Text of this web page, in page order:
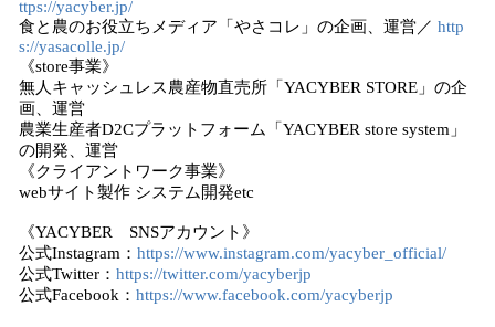
ttps://yacyber.jp/
食と農のお役立ちメディア「やさコレ」の企画、運営／ http
s://yasacolle.jp/
《store事業》
無人キャッシュレス農産物直売所「YACYBER STORE」の企
画、運営
農業生産者D2Cプラットフォーム「YACYBER store system」
の開発、運営
《クライアントワーク事業》
webサイト製作 システム開発etc
《YACYBER SNSアカウント》
公式Instagram： https://www.instagram.com/yacyber_official/
公式Twitter： https://twitter.com/yacyberjp
公式Facebook： https://www.facebook.com/yacyberjp